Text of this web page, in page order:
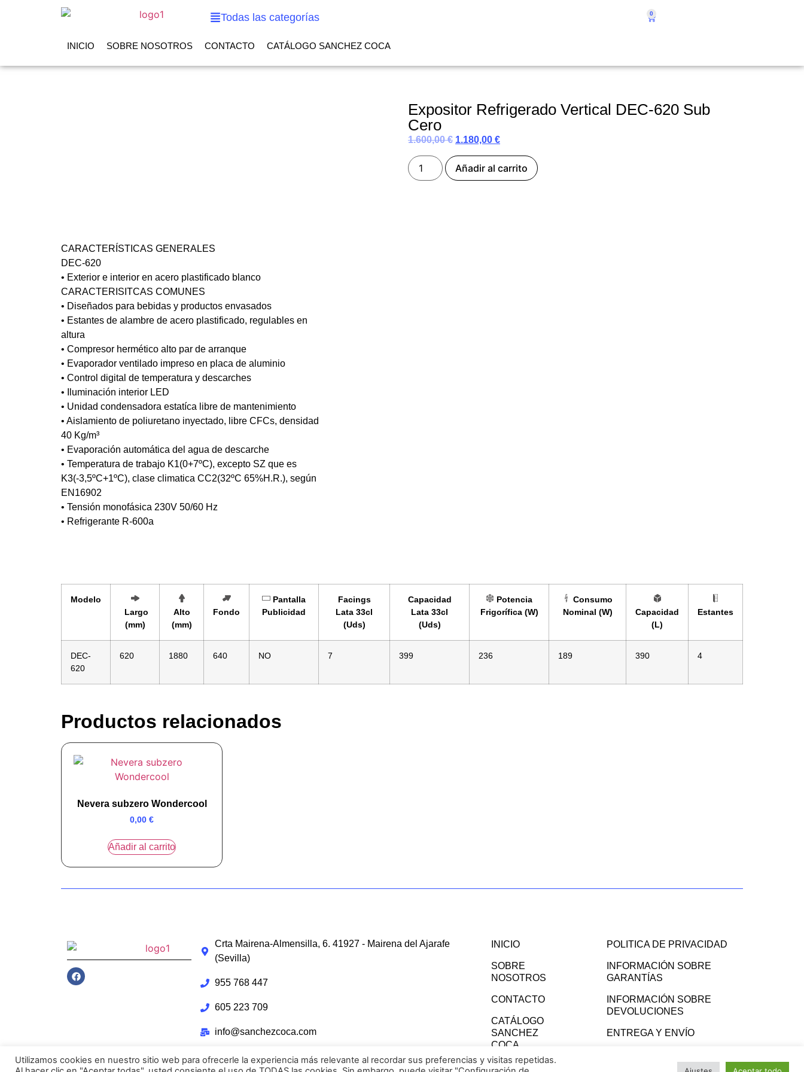
Todas las categorías 0
INICIO SOBRE NOSOTROS CONTACTO CATÁLOGO SANCHEZ COCA
Expositor Refrigerado Vertical DEC-620 Sub
Cero
1.600,00€ 1.180,00 €
Añadir al carrito
CARACTERÍSTICAS GENERALES
DEC-620
• Exterior e interior en acero plastificado blanco
CARACTERISITCAS COMUNES
• Diseñados para bebidas y productos envasados
• Estantes de alambre de acero plastificado, regulables en
altura
• Compresor hermético alto par de arranque
• Evaporador ventilado impreso en placa de aluminio
• Control digital de temperatura y descarches
• Iluminación interior LED
• Unidad condensadora estatíca libre de mantenimiento
• Aislamiento de poliuretano inyectado, libre CFCs, densidad
40 Kg/m³
• Evaporación automática del agua de descarche
• Temperatura de trabajo K1(0+7ºC), excepto SZ que es
K3(-3,5ºC+1ºC), clase climatica CC2(32ºC 65%H.R.), según
EN16902
• Tensión monofásica 230V 50/60 Hz
• Refrigerante R-600a
Modelo
Largo
(mm)
Alto
(mm)
Fondo
Pantalla
Publicidad
Facings
Lata 33cl
(Uds)
Capacidad
Lata 33cl
(Uds)
Potencia
Frigorífica (W)
Consumo
Nominal (W)
Capacidad
(L)
Estantes
DEC-
620
620 1880 640 NO 7 399 236 189 390 4
Productos relacionados
Nevera subzero Wondercool
0,00 €
Añadir al carrito
Crta Mairena-Almensilla, 6. 41927 - Mairena del Ajarafe
(Sevilla)
955 768 447
605 223 709
info@sanchezcoca.com
INICIO
SOBRE
NOSOTROS
CONTACTO
CATÁLOGO
SANCHEZ
COCA
POLITICA DE PRIVACIDAD
INFORMACIÓN SOBRE
GARANTÍAS
INFORMACIÓN SOBRE
DEVOLUCIONES
ENTREGA Y ENVÍO
Utilizamos cookies en nuestro sitio web para ofrecerle la experiencia más relevante al recordar sus preferencias y visitas repetidas.